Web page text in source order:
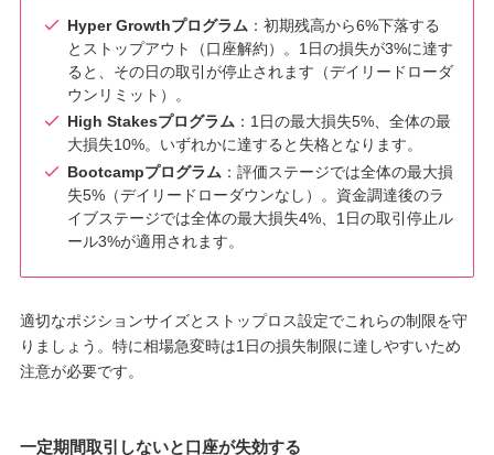
Hyper Growthプログラム ：初期残高から6%下落する
とストップアウト（口座解約）。1日の損失が3%に達す
ると、その日の取引が停止されます（デイリードローダ
ウンリミット）。
High Stakesプログラム ：1日の最大損失5%、全体の最
大損失10%。いずれかに達すると失格となります。
Bootcampプログラム ：評価ステージでは全体の最大損
失5%（デイリードローダウンなし）。資金調達後のラ
イブステージでは全体の最大損失4%、1日の取引停止ル
ール3%が適用されます。
適切なポジションサイズとストップロス設定でこれらの制限を守
りましょう。特に相場急変時は1日の損失制限に達しやすいため
注意が必要です。
一定期間取引しないと口座が失効する